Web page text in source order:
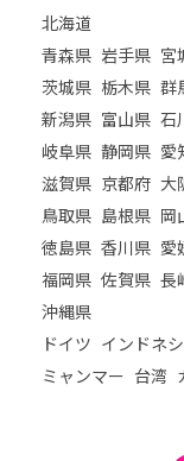
北海道
青森県 岩手県 宮
茨城県 栃木県 群
新潟県 富山県 石
岐阜県 静岡県 愛
滋賀県 京都府 大
鳥取県 島根県 岡
徳島県 香川県 愛
福岡県 佐賀県 長
沖縄県
ドイツ インドネ
ミャンマー 台湾